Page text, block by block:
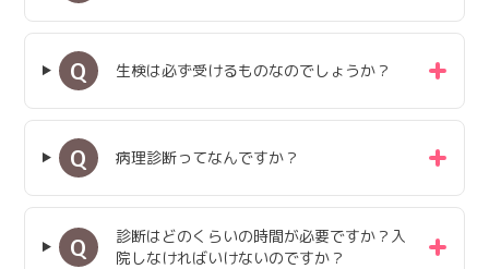
Q 生検は必ず受けるものなのでしょうか？
Q 病理診断ってなんですか？
Q
診断はどのくらいの時間が必要ですか？入
院しなければいけないのですか？